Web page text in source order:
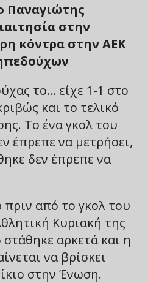
Παναγιώτης
στην
κόντρα στην ΑΕΚ
το… είχε 1-1 στο
και το τελικό
Το ένα γκολ του
έπρεπε να μετρήσει,
δεν έπρεπε να
από το γκολ του
Κυριακή της
αρκετά και η
να βρίσκει
στην Ένωση.